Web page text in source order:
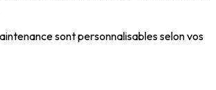
sont personnalisables selon vos